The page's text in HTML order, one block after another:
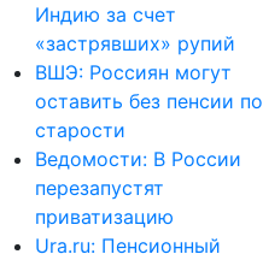
Индию за счет
«застрявших» рупий
ВШЭ: Россиян могут
оставить без пенсии по
старости
Ведомости: В России
перезапустят
приватизацию
Ura.ru: Пенсионный